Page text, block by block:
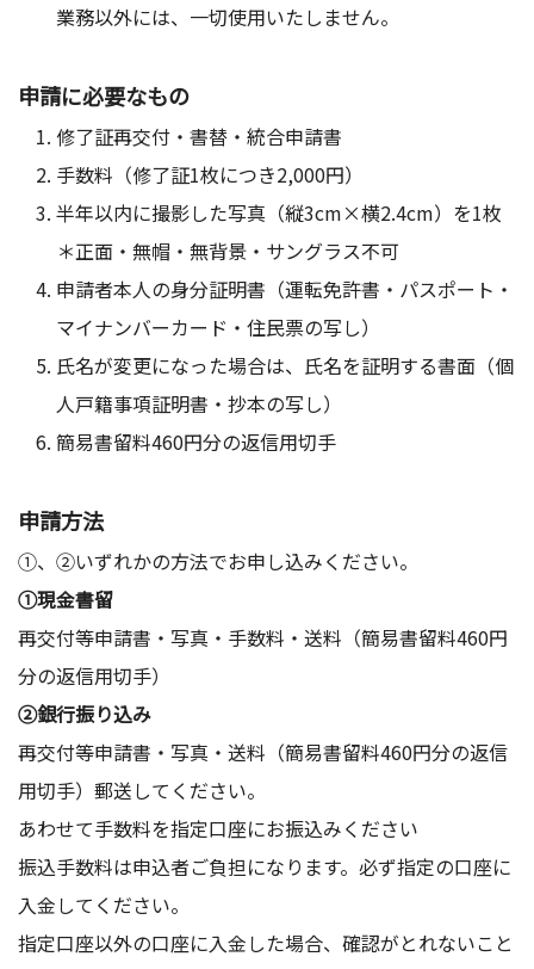
業務以外には、一切使用いたしません。
申請に必要なもの
修了証再交付・書替・統合申請書
手数料（修了証1枚につき2,000円）
半年以内に撮影した写真（縦3cm×横2.4cm）を1枚
＊正面・無帽・無背景・サングラス不可
申請者本人の身分証明書（運転免許書・パスポート・
マイナンバーカード・住民票の写し）
氏名が変更になった場合は、氏名を証明する書面（個
人戸籍事項証明書・抄本の写し）
簡易書留料460円分の返信用切手
申請方法
①、②いずれかの方法でお申し込みください。
①現金書留
再交付等申請書・写真・手数料・送料（簡易書留料460円
分の返信用切手）
②銀行振り込み
再交付等申請書・写真・送料（簡易書留料460円分の返信
用切手）郵送してください。
あわせて手数料を指定口座にお振込みください
振込手数料は申込者ご負担になります。必ず指定の口座に
入金してください。
指定口座以外の口座に入金した場合、確認がとれないこと